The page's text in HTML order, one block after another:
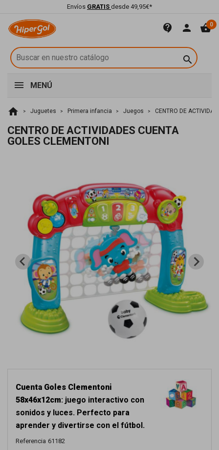
Envíos GRATIS desde 49,95€*
contact_support person shopping_basket0

MENÚ
home Juguetes Primera infancia Juegos CENTRO DE
CENTRO DE ACTIVIDADES CUENTA
GOLES CLEMENTONI
Cuenta Goles Clementoni
58x46x12cm: juego interactivo con
sonidos y luces. Perfecto para
aprender y divertirse con el fútbol.
Referencia 61182